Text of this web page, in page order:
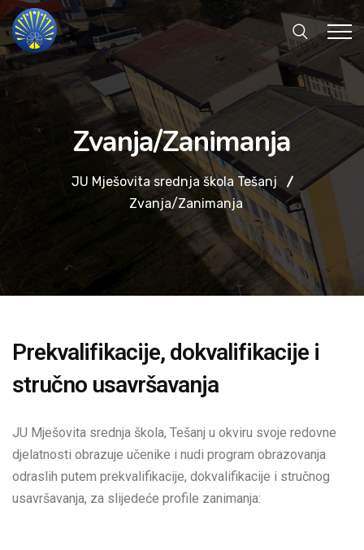
Zvanja/Zanimanja
JU Mješovita srednja škola Tešanj
Zvanja/Zanimanja
Prekvalifikacije, dokvalifikacije i
stručno usavršavanja
JU Mješovita srednja škola, Tešanj u okviru svoje redovne
djelatnosti obrazuje učenike i nudi program obrazovanja
odraslih putem prekvalifikacije, dokvalifikacije i stručnog
usavršavanja, za slijedeće profile zanimanja: